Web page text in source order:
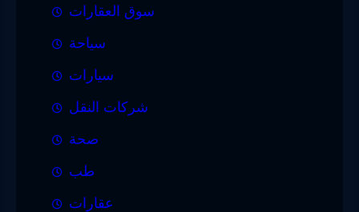
سوق العقارات
سياحة
سيارات
شركات النقل
صحة
طب
عقارات